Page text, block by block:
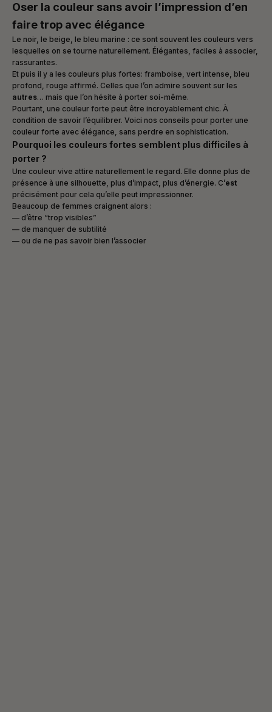
Oser la couleur sans avoir l’impression d’en
faire trop avec élégance
Le noir, le beige, le bleu marine : ce sont souvent les couleurs vers
lesquelles on se tourne naturellement. Élégantes, faciles à associer,
rassurantes.
Et puis il y a les couleurs plus fortes: framboise, vert intense, bleu
profond, rouge affirmé. Celles que l’on admire souvent sur les
autres… mais que l’on hésite à porter soi-même.
Pourtant, une couleur forte peut être incroyablement chic. À
condition de savoir l’équilibrer. Voici nos conseils pour porter une
couleur forte avec élégance, sans perdre en sophistication.
Pourquoi les couleurs fortes semblent plus difficiles à
porter ?
Une couleur vive attire naturellement le regard. Elle donne plus de
présence à une silhouette, plus d’impact, plus d’énergie. C’est
précisément pour cela qu’elle peut impressionner.
Beaucoup de femmes craignent alors :
— d’être “trop visibles”
— de manquer de subtilité
— ou de ne pas savoir bien l’associer